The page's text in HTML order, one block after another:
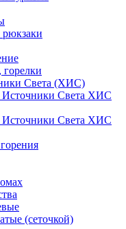
рюкзаки
Света (ХИС)
Источники Света ХИС
Источники Света ХИС
(сеточкой)